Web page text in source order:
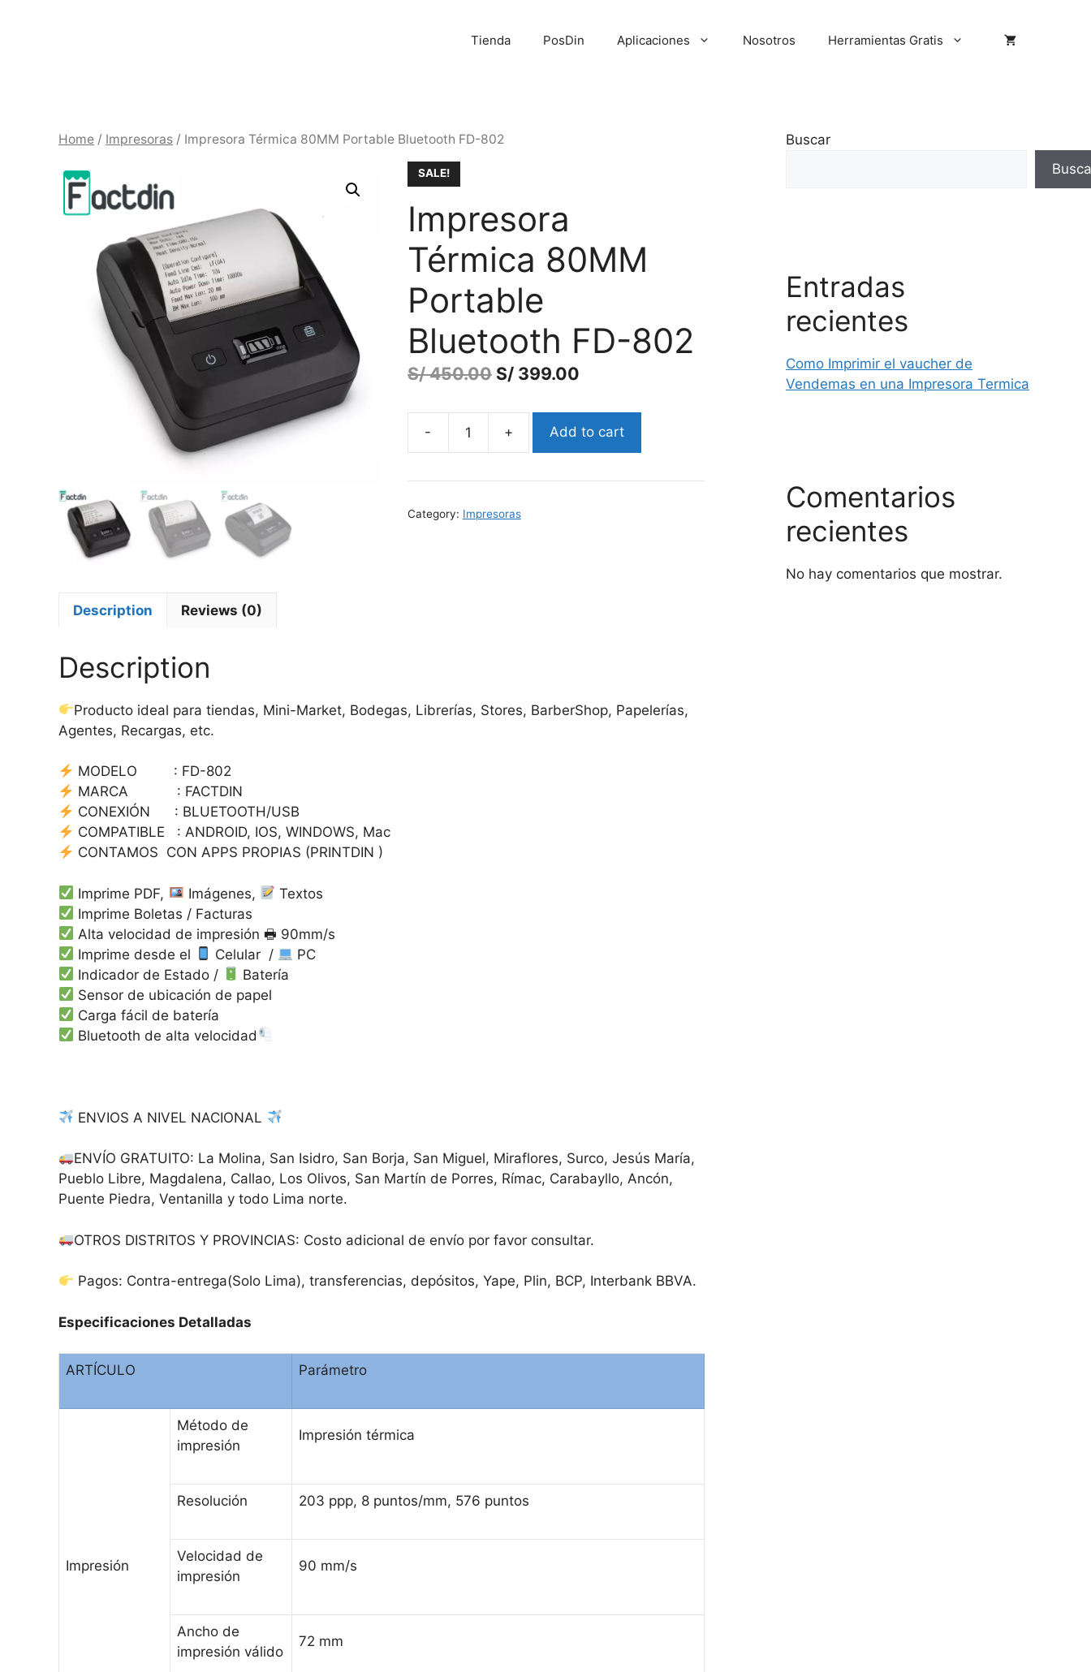
Tienda PosDin Aplicaciones Nosotros Herramientas Gratis
Home / Impresoras / Impresora Térmica 80MM Portable Bluetooth FD-802
SALE!
Impresora
Térmica 80MM
Portable
Bluetooth FD-802
S/450.00 S/399.00
Impresora
80MM
Bluetooth
Add to cart
Category: Impresoras
Description Reviews (0)
Description
Producto ideal para tiendas, Mini-Market, Bodegas, Librerías, Stores, BarberShop, Papelerías,
Agentes, Recargas, etc.
MODELO : FD-802
MARCA : FACTDIN
CONEXIÓN : BLUETOOTH/USB
COMPATIBLE : ANDROID, IOS, WINDOWS, Mac
CONTAMOS CON APPS PROPIAS (PRINTDIN )
Imprime PDF, Imágenes,
Textos
Imprime Boletas / Facturas
Alta velocidad de impresión 🖶 90mm/s
Imprime desde el
Celular /
PC
Indicador de Estado /
Batería
Sensor de ubicación de papel
Carga fácil de batería
Bluetooth de alta velocidad
ENVIOS A NIVEL NACIONAL
ENVÍO GRATUITO: La Molina, San Isidro, San Borja, San Miguel, Miraflores, Surco, Jesús María,
Pueblo Libre, Magdalena, Callao, Los Olivos, San Martín de Porres, Rímac, Carabayllo, Ancón,
Puente Piedra, Ventanilla y todo Lima norte.
OTROS DISTRITOS Y PROVINCIAS: Costo adicional de envío por favor consultar.
Pagos: Contra-entrega(Solo Lima), transferencias, depósitos, Yape, Plin, BCP, Interbank BBVA.
Especificaciones Detalladas
ARTÍCULO Parámetro
Impresión
Método de
impresión
Impresión térmica
Resolución 203 ppp, 8 puntos/mm, 576 puntos
Velocidad de
impresión
90 mm/s
Ancho de
impresión válido
72 mm
Buscar
Entradas
recientes
Como Imprimir el vaucher de
Vendemas en una Impresora Termica
Comentarios
recientes
No hay comentarios que mostrar.